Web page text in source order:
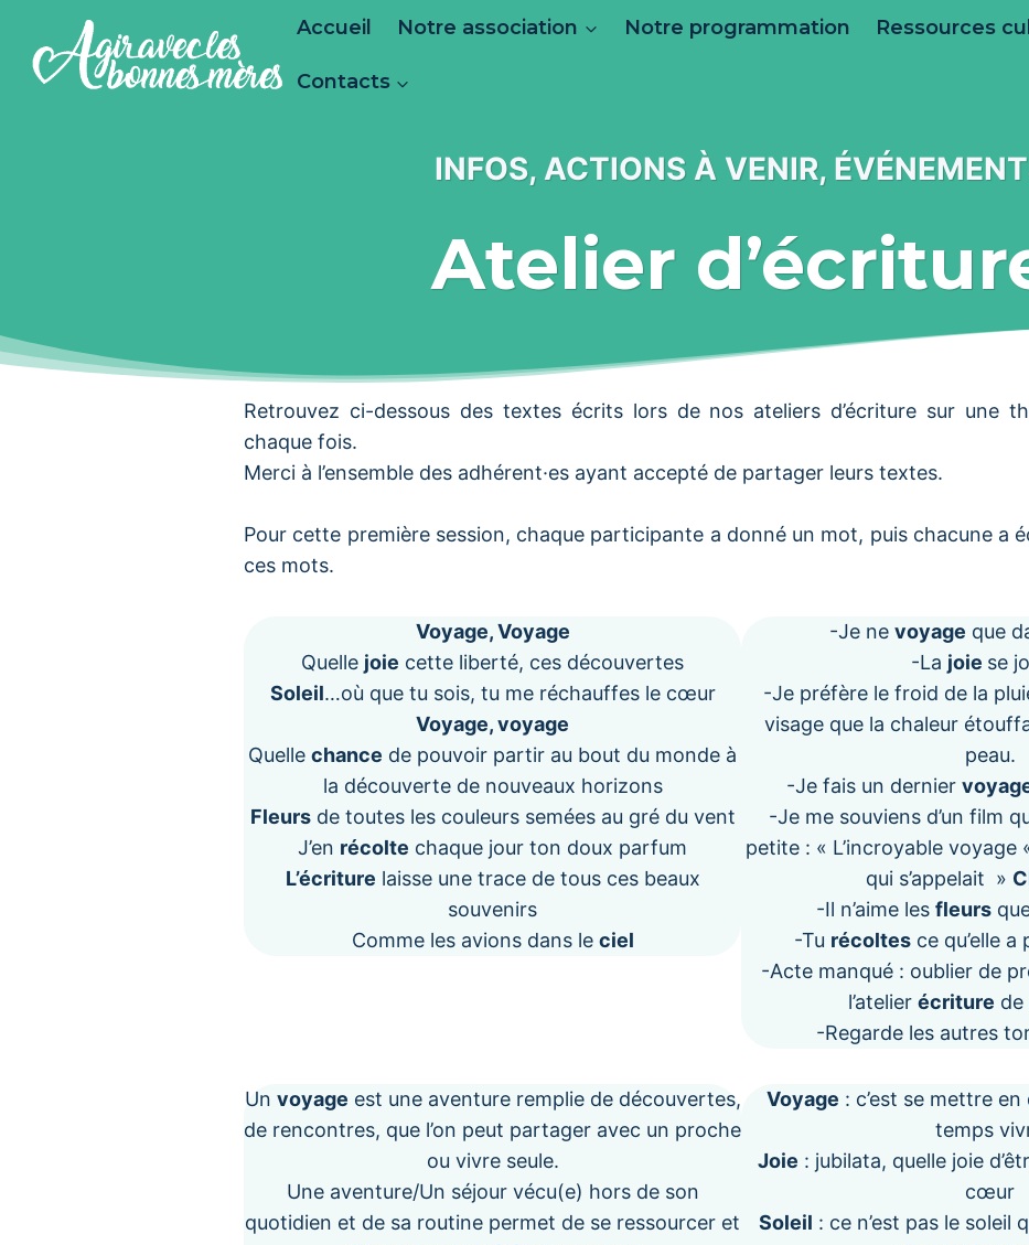
contenu
Accueil Notre association Notre programmation Ressources
Contacts
INFOS, ACTIONS À VENIR,
Atelier
Retrouvez ci-dessous des textes écrits lors de nos ateliers d’écriture sur une
chaque fois.
Merci à l’ensemble des adhérent·es ayant accepté de partager leurs textes.
Pour cette première session, chaque participante a donné un mot, puis chacune a
ces mots.
Voyage, Voyage
Quelle joie cette liberté, ces découvertes
Soleil…où que tu sois, tu me réchauffes le cœur
Voyage, voyage
Quelle chance de pouvoir partir au bout du monde à
la découverte de nouveaux horizons
Fleursde toutes les couleurs semées au gré du vent
J’en récolte chaque jour ton doux parfum
L’écriture laisse une trace de tous ces beaux
souvenirs
Comme les avions dans le ciel
-Je ne voyage que
-La joie se
-Je préfère le froid de la
visage que la chaleur
peau.
-Je fais un dernier
-Je me souviens d’un film
petite : « L’incroyable voyage
qui s’appelait »
-Il n’aime les fleurs
-Tu récoltes ce qu’elle
-Acte manqué : oublier de
l’atelier écriture
-Regarde les autres
Un voyage est une aventure remplie de découvertes,
de rencontres, que l’on peut partager avec un proche
ou vivre seule.
Une aventure/Un séjour vécu(e) hors de son
quotidien et de sa routine permet de se ressourcer et
Voyage : c’est se mettre
temps
Joie : jubilata, quelle joie
cœur
Soleil : ce n’est pas le